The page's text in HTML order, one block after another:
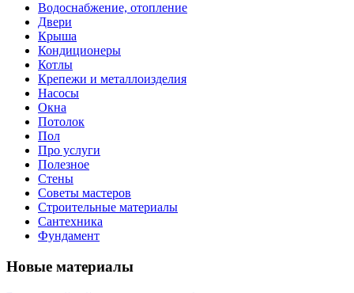
Водоснабжение, отопление
Двери
Крыша
Кондиционеры
Котлы
Крепежи и металлоизделия
Насосы
Окна
Потолок
Пол
Про услуги
Полезное
Стены
Советы мастеров
Строительные материалы
Сантехника
Фундамент
Новые материалы